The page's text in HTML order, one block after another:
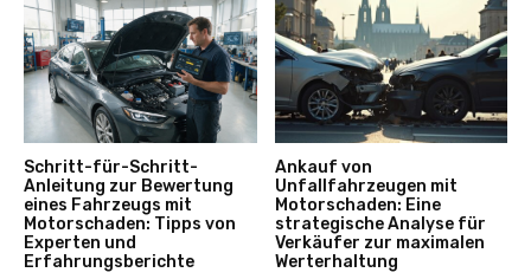
Schritt-für-Schritt-
Anleitung zur Bewertung
eines Fahrzeugs mit
Motorschaden: Tipps von
Experten und
Erfahrungsberichte
Ankauf von
Unfallfahrzeugen mit
Motorschaden: Eine
strategische Analyse für
Verkäufer zur maximalen
Werterhaltung